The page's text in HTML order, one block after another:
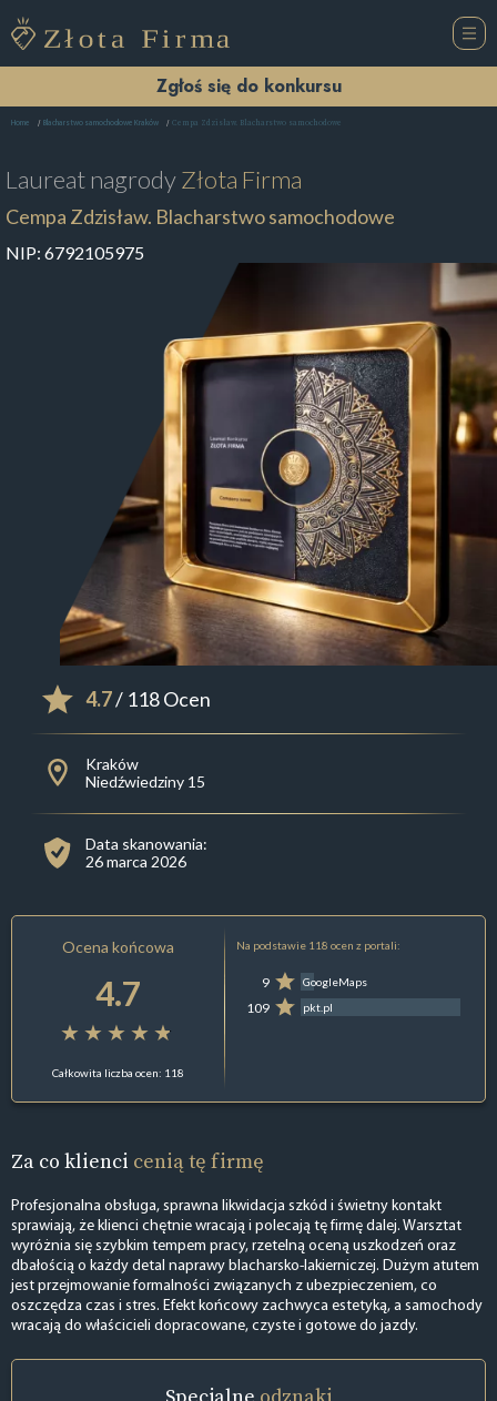
Zgłoś się do konkursu
Home Blacharstwo samochodowe Kraków Cempa Zdzisław. Blacharstwo samochodowe
Laureat nagrodyZłota Firma
Cempa Zdzisław. Blacharstwo samochodowe
NIP: 6792105975
4.7/ 118 Ocen
Kraków
Niedźwiedziny 15
Data skanowania:
26 marca 2026
Ocena końcowa
4.7
Całkowita liczba ocen: 118
Na podstawie 118 ocen z portali:
9 GoogleMaps
109 pkt.pl
Za co klienci cenią tę firmę
Profesjonalna obsługa, sprawna likwidacja szkód i świetny kontakt
sprawiają, że klienci chętnie wracają i polecają tę firmę dalej. Warsztat
wyróżnia się szybkim tempem pracy, rzetelną oceną uszkodzeń oraz
dbałością o każdy detal naprawy blacharsko-lakierniczej. Dużym atutem
jest przejmowanie formalności związanych z ubezpieczeniem, co
oszczędza czas i stres. Efekt końcowy zachwyca estetyką, a samochody
wracają do właścicieli dopracowane, czyste i gotowe do jazdy.